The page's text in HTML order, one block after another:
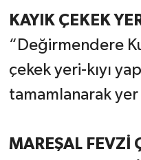
KAYIK ÇEKEK
“Değirmendere
çekek yeri-kıyı
tamamlanarak yer
MAREŞAL FEVZİ